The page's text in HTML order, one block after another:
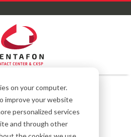
on your computer.
improve your website
personalized services
and through other